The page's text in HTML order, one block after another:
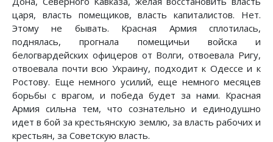
царя, власть помещиков, власть капиталистов. Нет.
Этому не бывать. Красная Армия сплотилась,
поднялась, прогнала помещичьи войска и
белогвардейских офицеров от Волги, отвоевала Ригу,
отвоевала почти всю Украину, подходит к Одессе и к
Ростову. Еще немного усилий, еще немного месяцев
борьбы с врагом, и победа будет за нами. Красная
Армия сильна тем, что сознательно и единодушно
идет в бой за крестьянскую землю, за власть рабочих и
крестьян, за Советскую власть.